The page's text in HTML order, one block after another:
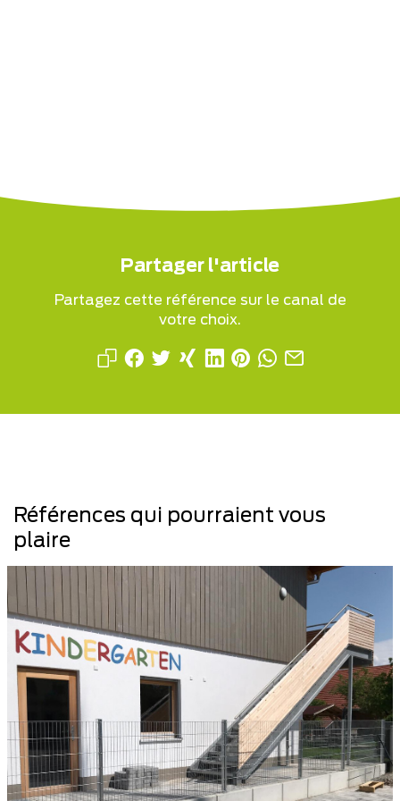
Partager l'article
Partagez cette référence sur le canal de
votre choix.
Références qui pourraient vous
plaire